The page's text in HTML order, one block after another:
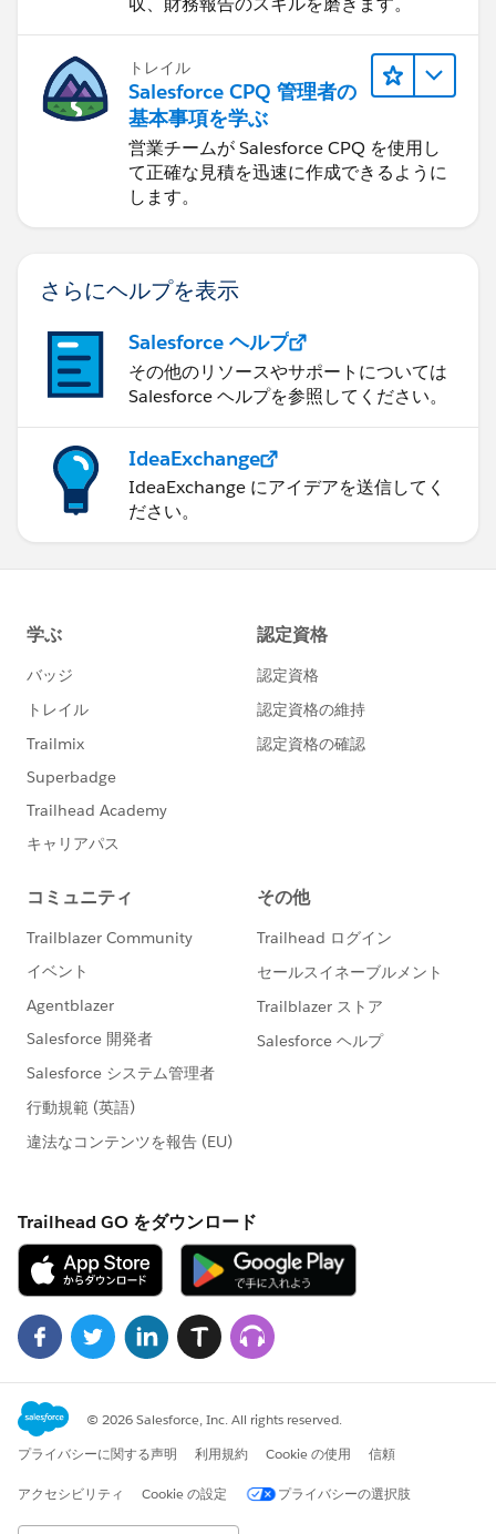
トレイル
Salesforce CPQ 管理者の
基本事項を学ぶ
営業チームが Salesforce CPQ を使用し
て正確な見積を迅速に作成できるように
します。
さらにヘルプを表示
Salesforce ヘルプ
その他のリソースやサポートについては
Salesforce ヘルプを参照してください。
IdeaExchange
IdeaExchange にアイデアを送信してく
ださい。